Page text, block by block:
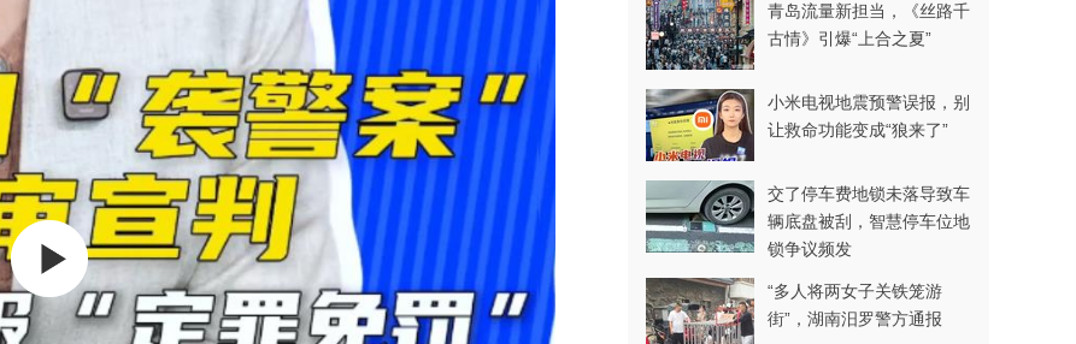
青岛流量新担当，《丝路千
古情》引爆“上合之夏”
小米电视地震预警误报，别
让救命功能变成“狼来了”
交了停车费地锁未落导致车
辆底盘被刮，智慧停车位地
锁争议频发
“多人将两女子关铁笼游
街”，湖南汨罗警方通报